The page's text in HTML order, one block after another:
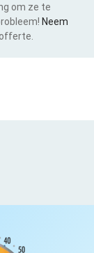
om ze te
Neem